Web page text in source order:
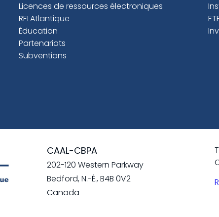
Licences de ressources électroniques
RELAtlantique
Éducation
Partenariats
Subventions
CAAL-CBPA
202-120 Western Parkway
Bedford, N.-É., B4B 0V2
Canada